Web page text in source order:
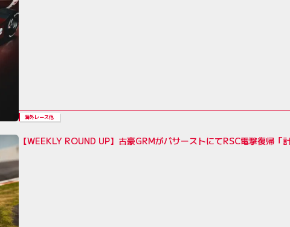
海外レース他
【WEEKLY ROUND UP】古豪GRMがバサーストにてRSC電撃復帰「